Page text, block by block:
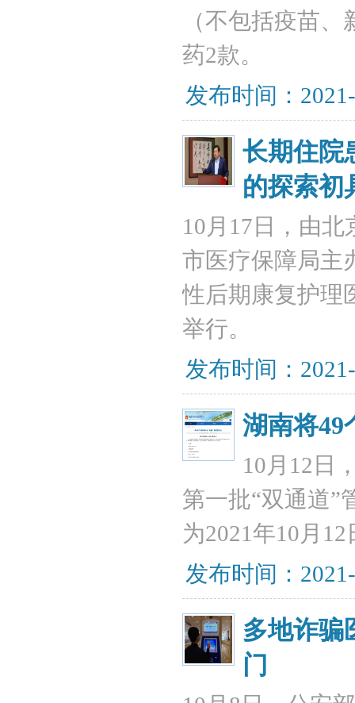
（不包括疫苗
药2款。
发布时间：
长期住院
的探索初
10月17日，由
市医疗保障局主
性后期康复护理
举行。
发布时间：
湖南将49
10月12日
第一批“双通道”
为2021年10月
发布时间：
多地诈骗
门